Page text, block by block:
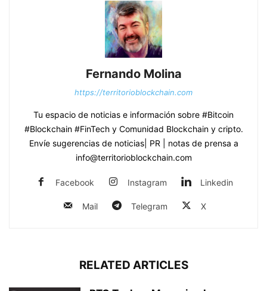
Fernando Molina
https://territorioblockchain.com
Tu espacio de noticias e información sobre #Bitcoin
#Blockchain #FinTech y Comunidad Blockchain y cripto.
Envíe sugerencias de noticias| PR | notas de prensa a
info@territorioblockchain.com
Facebook Instagram Linkedin
Mail Telegram X
RELATED ARTICLES